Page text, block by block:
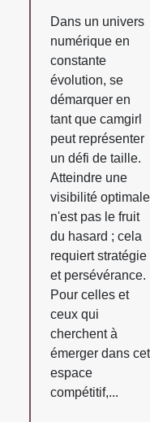
Dans un univers
numérique en
constante
évolution, se
démarquer en
tant que camgirl
peut représenter
un défi de taille.
Atteindre une
visibilité optimale
n'est pas le fruit
du hasard ; cela
requiert stratégie
et persévérance.
Pour celles et
ceux qui
cherchent à
émerger dans cet
espace
compétitif,...